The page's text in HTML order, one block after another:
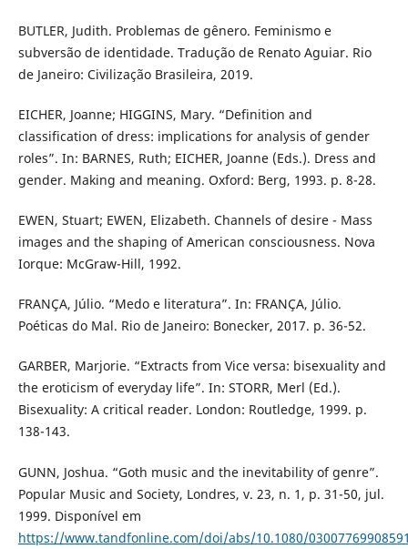
BUTLER, Judith. Problemas de gênero. Feminismo e
subversão de identidade. Tradução de Renato Aguiar. Rio
de Janeiro: Civilização Brasileira, 2019.
EICHER, Joanne; HIGGINS, Mary. “Definition and
classification of dress: implications for analysis of gender
roles”. In: BARNES, Ruth; EICHER, Joanne (Eds.). Dress and
gender. Making and meaning. Oxford: Berg, 1993. p. 8-28.
EWEN, Stuart; EWEN, Elizabeth. Channels of desire - Mass
images and the shaping of American consciousness. Nova
Iorque: McGraw-Hill, 1992.
FRANÇA, Júlio. “Medo e literatura”. In: FRANÇA, Júlio.
Poéticas do Mal. Rio de Janeiro: Bonecker, 2017. p. 36-52.
GARBER, Marjorie. “Extracts from Vice versa: bisexuality and
the eroticism of everyday life”. In: STORR, Merl (Ed.).
Bisexuality: A critical reader. London: Routledge, 1999. p.
138-143.
GUNN, Joshua. “Goth music and the inevitability of genre”.
Popular Music and Society, Londres, v. 23, n. 1, p. 31-50, jul.
1999. Disponível em
https://www.tandfonline.com/doi/abs/10.1080/